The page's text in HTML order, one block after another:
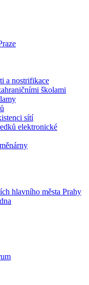
a nostrifikace
školami
sítí
elektronické
hlavního města Prahy